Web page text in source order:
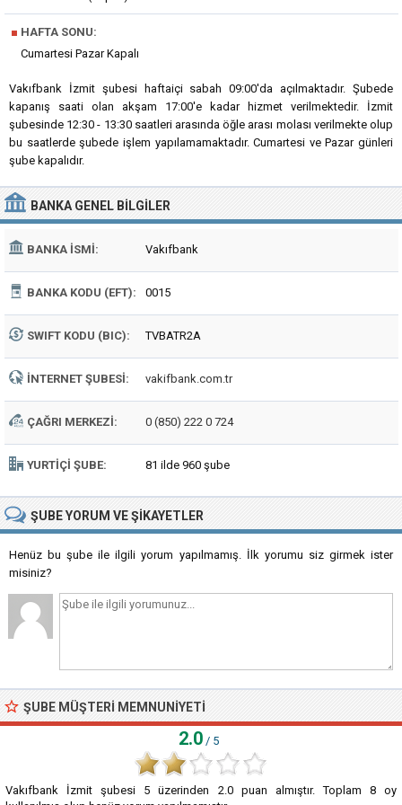
■ HAFTA SONU:
Cumartesi Pazar Kapalı
Vakıfbank İzmit şubesi haftaiçi sabah 09:00'da açılmaktadır. Şubede
kapanış saati olan akşam 17:00'e kadar hizmet verilmektedir. İzmit
şubesinde 12:30 - 13:30 saatleri arasında öğle arası molası verilmekte olup
bu saatlerde şubede işlem yapılamamaktadır. Cumartesi ve Pazar günleri
şube kapalıdır.
BANKA GENEL BILGILER
BANKA İSMI: Vakıfbank
BANKA KODU (EFT): 0015
SWIFT KODU (BIC): TVBATR2A
İNTERNET ŞUBESI: vakifbank.com.tr
ÇAĞRI MERKEZI: 0 (850) 222 0 724
YURTIÇI ŞUBE: 81 ilde 960 şube
ŞUBEYORUM VE ŞIKAYETLER
Henüz bu şube ile ilgili yorum yapılmamış. İlk yorumu siz girmek ister
misiniz?
ŞUBE MÜŞTERI MEMNUNIYETI
2.0 / 5
Vakıfbank İzmit şubesi 5 üzerinden 2.0puan almıştır. Toplam 8oy